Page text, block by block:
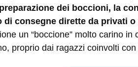
dei boccioni, la
consegne dirette da privati o
un “boccione” molto carino in
proprio dai ragazzi coinvolti